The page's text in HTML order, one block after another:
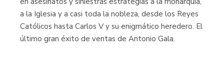
a la Iglesia y a casi toda la nobleza, desde los Reyes
Católicos hasta Carlos V y su enigmático heredero. El
último gran éxito de ventas de Antonio Gala.